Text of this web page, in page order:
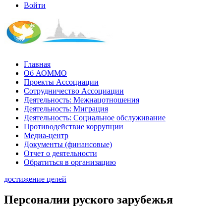
Войти
Главная
Об АОММО
Проекты Ассоциации
Сотрудничество Ассоциации
Деятельность: Межнацотношения
Деятельность: Миграция
Деятельность: Социальное обслуживание
Противодействие коррупции
Медиа-центр
Документы (финансовые)
Отчет о деятельности
Обратиться в организацию
достижение целей
Персоналии руского зарубежья